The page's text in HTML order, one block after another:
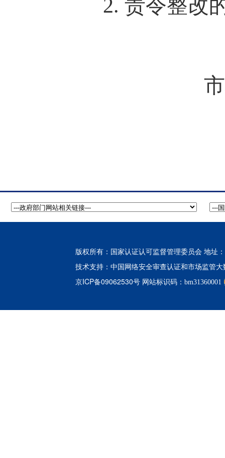
2.
版权所有：国家认证认可监督管理委员会 地址
技术支持： 中国网络安全审查认证和市场监管
京ICP备09062530号 网站标识码：bm31360001